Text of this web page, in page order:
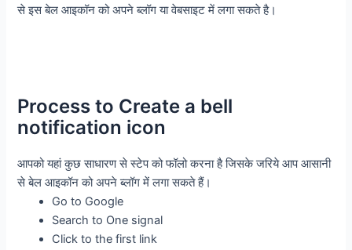
से इस बेल आइकॉन को अपने ब्लॉग या वेबसाइट में लगा सकते है।
Process to Create a bell
notification icon
आपको यहां कुछ साधारण से स्टेप को फॉलो करना है जिसके जरिये आप आसानी
से बेल आइकॉन को अपने ब्लॉग में लगा सकते हैं।
Go to Google
Search to One signal
Click to the first link